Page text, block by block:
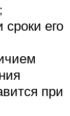
его
при